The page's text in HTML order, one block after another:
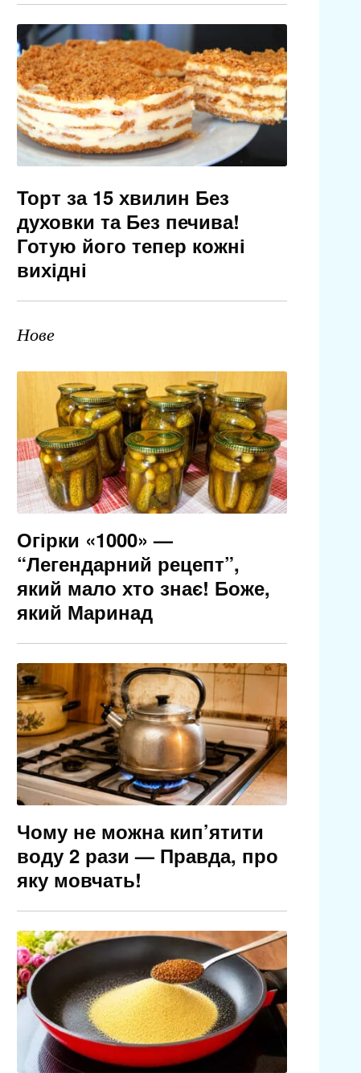
Торт за 15 хвилин Без
духовки та Без печива!
Готую його тепер кожні
вихідні
Нове
Огірки «1000» —
“Легендарний рецепт”,
який мало хто знає! Боже,
який Маринад
Чому не можна кип’ятити
воду 2 рази — Правда, про
яку мовчать!